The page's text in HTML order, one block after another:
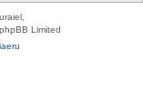
Limited